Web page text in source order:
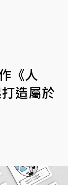
《人
造屬於